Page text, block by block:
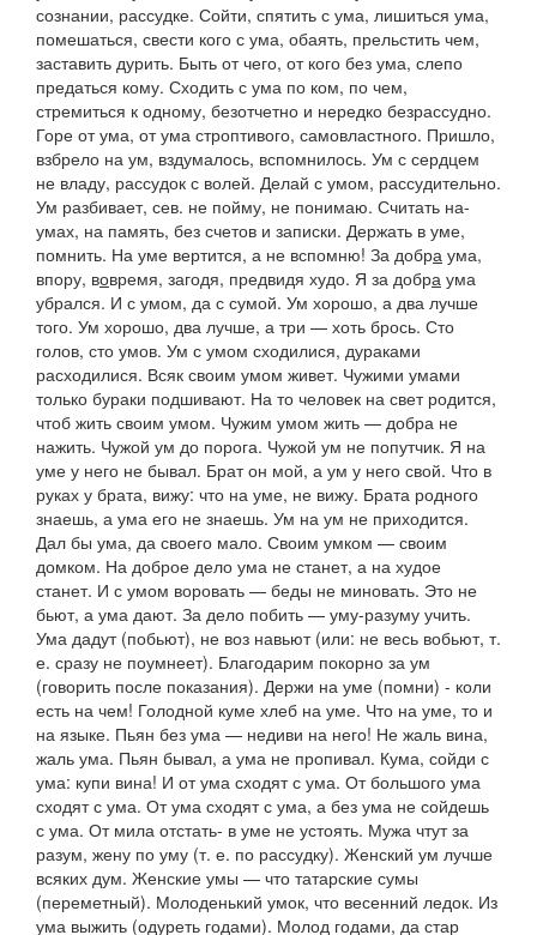
сознании, рассудке. Сойти, спятить с ума, лишиться ума,
помешаться, свести кого с ума, обаять, прельстить чем,
заставить дурить. Быть от чего, от кого без ума, слепо
предаться кому. Сходить с ума по ком, по чем,
стремиться к одному, безотчетно и нередко безрассудно.
Горе от ума, от ума строптивого, самовластного. Пришло,
взбрело на ум, вздумалось, вспомнилось. Ум с сердцем
не владу, рассудок с волей. Делай с умом, рассудительно.
Ум разбивает, сев. не пойму, не понимаю. Считать на-
умах, на память, без счетов и записки. Держать в уме,
помнить. На уме вертится, а не вспомню! За добра ума,
впору, вовремя, загодя, предвидя худо. Я за добра ума
убрался. И с умом, да с сумой. Ум хорошо, а два лучше
того. Ум хорошо, два лучше, а три — хоть брось. Сто
голов, сто умов. Ум с умом сходилися, дураками
расходилися. Всяк своим умом живет. Чужими умами
только бураки подшивают. На то человек на свет родится,
чтоб жить своим умом. Чужим умом жить — добра не
нажить. Чужой ум до порога. Чужой ум не попутчик. Я на
уме у него не бывал. Брат он мой, а ум у него свой. Что в
руках у брата, вижу: что на уме, не вижу. Брата родного
знаешь, а ума его не знаешь. Ум на ум не приходится.
Дал бы ума, да своего мало. Своим умком — своим
домком. На доброе дело ума не станет, а на худое
станет. И с умом воровать — беды не миновать. Это не
бьют, а ума дают. За дело побить — уму-разуму учить.
Ума дадут(побьют), не воз навьют(или: не весь вобьют, т.
е. сразу не поумнеет). Благодарим покорно за ум
(говорить после показания). Держи на уме (помни) - коли
есть на чем! Голодной куме хлеб на уме. Что на уме, то и
на языке. Пьян без ума — недиви на него! Не жаль вина,
жаль ума. Пьян бывал, а ума не пропивал. Кума, сойди с
ума: купи вина! И от ума сходят с ума. От большого ума
сходят с ума. От ума сходят с ума, а без ума не сойдешь
с ума. От мила отстать- в уме не устоять. Мужа чтут за
разум, жену по уму (т. е. по рассудку). Женский ум лучше
всяких дум. Женские умы — что татарские сумы
(переметный). Молоденький умок, что весенний ледок. Из
ума выжить (одуреть годами). Молод годами, да стар